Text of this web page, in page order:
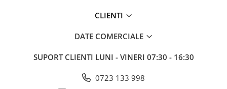
CLIENTI
DATE COMERCIALE
SUPORT CLIENTI LUNI - VINERI 07:30 - 16:30
0723 133 998